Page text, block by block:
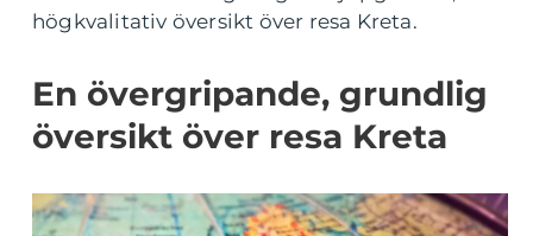
högkvalitativ översikt över resa Kreta.
En övergripande, grundlig
översikt över resa Kreta